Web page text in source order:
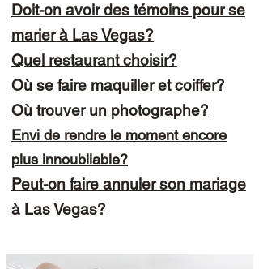
Doit-on avoir des témoins pour se
marier à Las Vegas?
Quel restaurant choisir?
Où se faire maquiller et coiffer?
Où trouver un photographe?
Envi de rendre le moment encore
plus innoubliable?
Peut-on faire annuler son mariage
à Las Vegas?